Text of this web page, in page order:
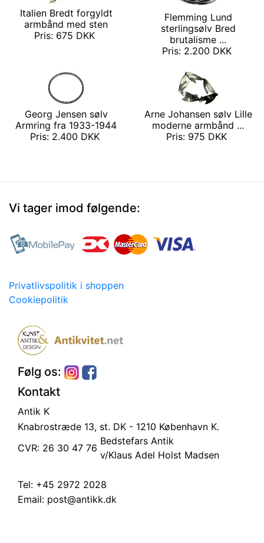
Italien Bredt forgyldt
armbånd med sten
Pris: 675 DKK
Flemming Lund
sterlingsølv Bred
brutalisme ...
Pris: 2.200 DKK
Georg Jensen sølv
Armring fra 1933-1944
Pris: 2.400 DKK
Arne Johansen sølv Lille
moderne armbånd ...
Pris: 975 DKK
Vi tager imod følgende:
Privatlivspolitik i shoppen
Cookiepolitik
Følg os:
Kontakt
Antik K
Knabrostræde 13, st. DK - 1210 København K.
CVR: 26 30 47 76
Bedstefars Antik
v/Klaus Adel Holst Madsen
Tel: +45 2972 2028
Email: post@antikk.dk